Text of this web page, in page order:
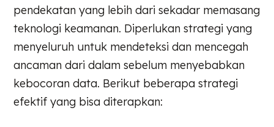
pendekatan yang lebih dari sekadar memasang
teknologi keamanan. Diperlukan strategi yang
menyeluruh untuk mendeteksi dan mencegah
ancaman dari dalam sebelum menyebabkan
kebocoran data. Berikut beberapa strategi
efektif yang bisa diterapkan: